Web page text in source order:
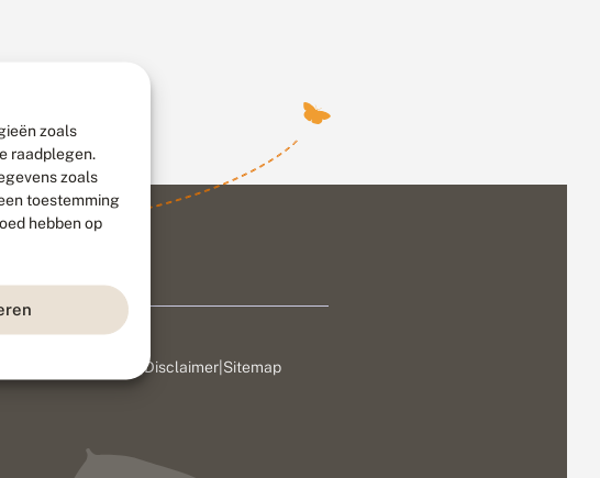
zoals
raadplegen.
zoals
toestemming
hebben op
Disclaimer Sitemap